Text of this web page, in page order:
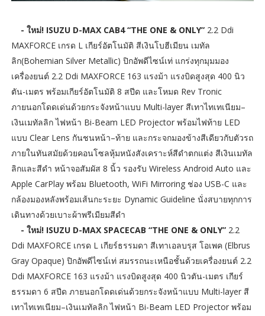
- ใหม่! ISUZU D-MAX CAB4 “THE ONE & ONLY” 2.2 Ddi
MAXFORCE เกรด L เกียร์อัตโนมัติ สีเงินโบฮีเมียน เมทัล
ลิก(Bohemian Silver Metallic) ปิกอัพดีไซน์เท่ แกร่งทุกมุมมอง
เครื่องยนต์ 2.2 Ddi MAXFORCE 163 แรงม้า แรงบิดสูงสุด 400 นิว
ตัน-เมตร พร้อมเกียร์อัตโนมัติ 8 สปีด และโหมด Rev Tronic
ภายนอกโดดเด่นด้วยกระจังหน้าแบบ Multi-layer สีเทาไทเทเนียม–
เงินเมทัลลิก ไฟหน้า Bi-Beam LED Projector พร้อมไฟท้าย LED
แบบ Clear Lens กันชนหน้า–ท้าย และกระจกมองข้างสีเดียวกับตัวรถ
ภายในทันสมัยด้วยคอนโซลหุ้มหนังสังเคราะห์สีดำตกแต่ง สีเงินเมทัล
ลิกและสีดำ หน้าจอสัมผัส 8 นิ้ว รองรับ Wireless Android Auto และ
Apple CarPlay พร้อม Bluetooth, WiFi Mirroring ช่อง USB-C และ
กล้องมองหลังพร้อมเส้นกะระยะ Dynamic Guideline นั่งสบายทุกการ
เดินทางด้วยเบาะผ้าพรีเมียมสีดำ
- ใหม่! ISUZU D-MAX SPACECAB “THE ONE & ONLY”2.2
Ddi MAXFORCE เกรด L เกียร์ธรรมดา สีเทาเอลบรุส โอเพค (Elbrus
Gray Opaque) ปิกอัพดีไซน์เท่ สมรรถนะเหนือชั้นด้วยเครื่องยนต์ 2.2
Ddi MAXFORCE 163 แรงม้า แรงบิดสูงสุด 400 นิวตัน-เมตร เกียร์
ธรรมดา 6 สปีด ภายนอกโดดเด่นด้วยกระจังหน้าแบบ Multi-layer สี
เทาไทเทเนียม–เงินเมทัลลิก ไฟหน้า Bi-Beam LED Projector พร้อม